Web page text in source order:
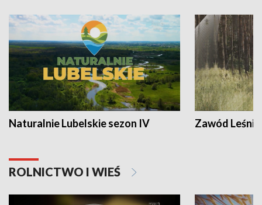
Naturalnie Lubelskie sezon IV Zawód Leśnik
ROLNICTWO I WIEŚ